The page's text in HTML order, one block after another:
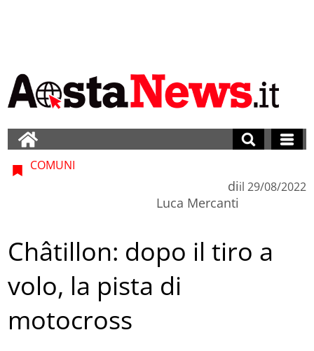
COMUNI
di
Luca Mercanti
il 29/08/2022
Châtillon: dopo il tiro a
volo, la pista di
motocross